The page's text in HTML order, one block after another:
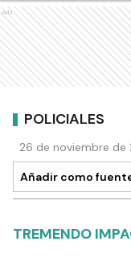
Ads
POLICIALES
26 de noviembre de
Añadir como
TREMENDO